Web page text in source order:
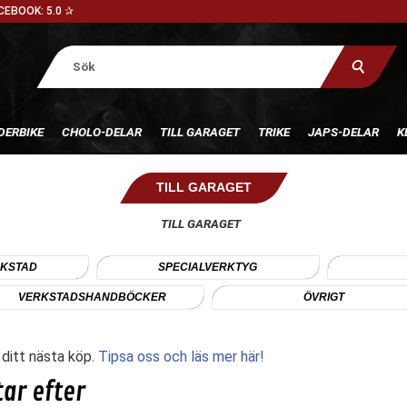
5.0 ✰
CHOLO-DELAR TILL GARAGET TRIKE JAPS-DELAR
TILL GARAGET
TILL GARAGET
SPECIALVERKTYG
VERKSTADSHANDBÖCKER ÖVRIGT
nästa köp. Tipsa oss och läs mer här!